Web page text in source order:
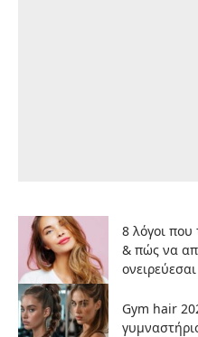
8 λόγοι
& πώς να
ονειρεύεσαι
Gym hair